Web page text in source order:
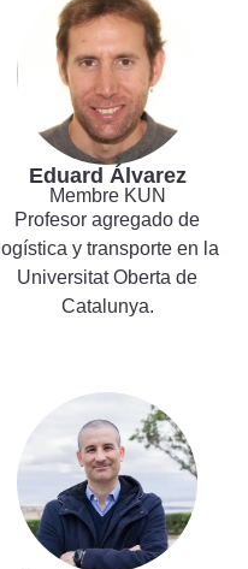
Eduard Álvarez
Membre KUN
Profesor agregado de
logística y transporte en la
Universitat Oberta de
Catalunya.